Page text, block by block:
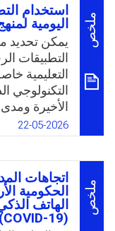
ملخص
استخدام
اليومية
يمكن تحديد
التطبيقات
التعليمية
التكنولوجي
الأخيرة
كافة
الأصعدة.
وكيفية
الأطفال في
سبل تعليمية
المعمول بها
العربية
22-05-2026
ملخص
اتجاهات
الحكومية
الهاتف
(COVID-19)